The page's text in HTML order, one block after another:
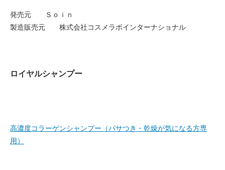
発売元 Ｓｏｉｎ
製造販売元 株式会社コスメラボインターナショナル
ロイヤルシャンプー
高濃度コラーゲンシャンプー（パサつき・乾燥が気になる方専
用）